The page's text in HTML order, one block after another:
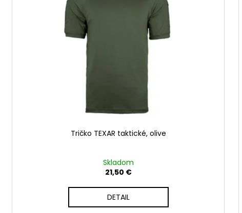
Tričko TEXAR taktické, olive
Skladom
21,50 €
DETAIL